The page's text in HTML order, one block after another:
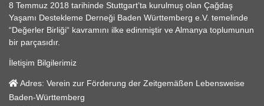
8 Temmuz 2018 tarihinde Stuttgart’ta kurulmuş olan Çağdaş
Yaşamı Destekleme Derneği Baden Württemberg e.V. temelinde
“Değerler Birliği“ kavramını ilke edinmiştir ve Almanya toplumunun
bir parçasıdır.
İletişim Bilgilerimiz
Adres: Verein zur Förderung der Zeitgemäßen Lebensweise
Baden-Württemberg